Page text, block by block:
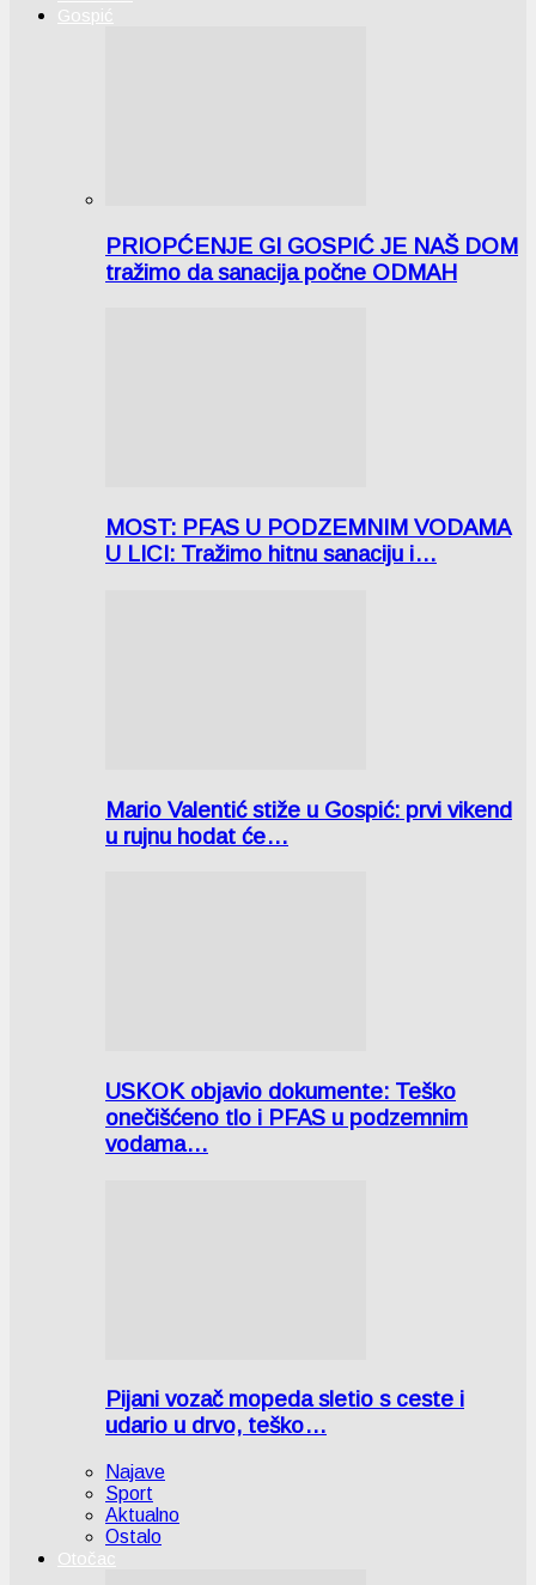
Gospić
PRIOPĆENJE GI GOSPIĆ JE NAŠ DOM
tražimo da sanacija počne ODMAH
MOST: PFAS U PODZEMNIM VODAMA
U LICI: Tražimo hitnu sanaciju i…
Mario Valentić stiže u Gospić: prvi vikend
u rujnu hodat će…
USKOK objavio dokumente: Teško
onečišćeno tlo i PFAS u podzemnim
vodama…
Pijani vozač mopeda sletio s ceste i
udario u drvo, teško…
Najave
Sport
Aktualno
Ostalo
Otočac